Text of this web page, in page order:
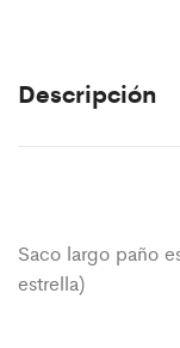
Descripción
Saco largo paño
estrella)